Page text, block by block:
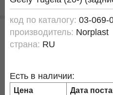
код по каталогу: 03-069-
производитель: Norplast
страна: RU
Есть в наличии:
Цена Дата